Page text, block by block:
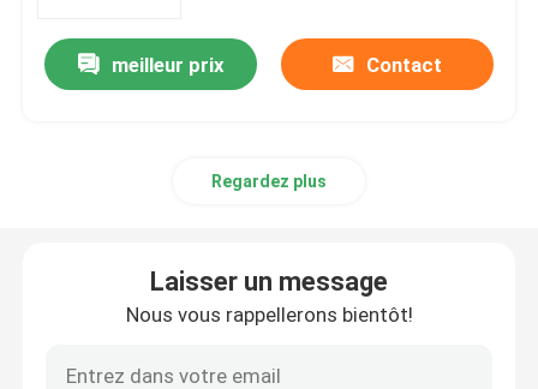
meilleur prix Contact
Regardez plus
Laisser un message
Nous vous rappellerons bientôt!